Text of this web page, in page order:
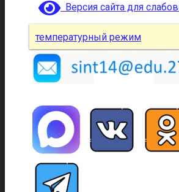
Версия сайта для
температурный режим